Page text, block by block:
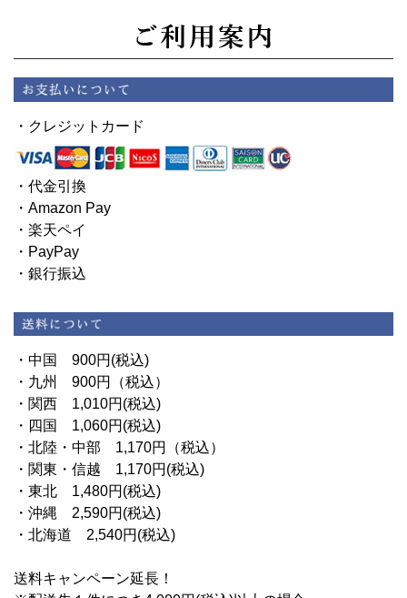
・クレジットカード
・代金引換
・Amazon Pay
・楽天ペイ
・PayPay
・銀行振込
・中国 900円(税込)
・九州 900円（税込）
・関西 1,010円(税込)
・四国 1,060円(税込)
・北陸・中部 1,170円（税込）
・関東・信越 1,170円(税込)
・東北 1,480円(税込)
・沖縄 2,590円(税込)
・北海道 2,540円(税込)
送料キャンペーン延長！